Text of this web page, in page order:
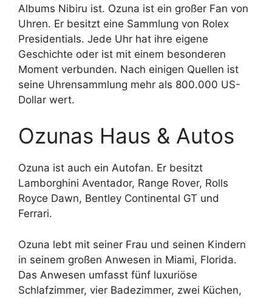
Albums Nibiru ist. Ozuna ist ein großer Fan von
Uhren. Er besitzt eine Sammlung von Rolex
Presidentials. Jede Uhr hat ihre eigene
Geschichte oder ist mit einem besonderen
Moment verbunden. Nach einigen Quellen ist
seine Uhrensammlung mehr als 800.000 US-
Dollar wert.
Ozunas Haus & Autos
Ozuna ist auch ein Autofan. Er besitzt
Lamborghini Aventador, Range Rover, Rolls
Royce Dawn, Bentley Continental GT und
Ferrari.
Ozuna lebt mit seiner Frau und seinen Kindern
in seinem großen Anwesen in Miami, Florida.
Das Anwesen umfasst fünf luxuriöse
Schlafzimmer, vier Badezimmer, zwei Küchen,